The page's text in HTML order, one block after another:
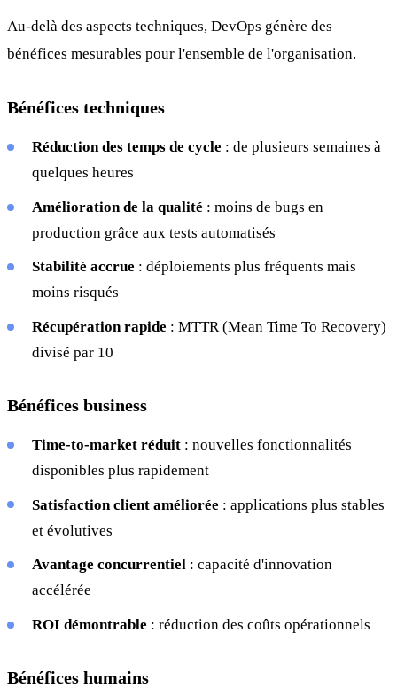
Au-delà des aspects techniques, DevOps génère des
bénéfices mesurables pour l'ensemble de l'organisation.
Bénéfices techniques
Réduction des temps de cycle : de plusieurs semaines à
quelques heures
Amélioration de la qualité : moins de bugs en
production grâce aux tests automatisés
Stabilité accrue : déploiements plus fréquents mais
moins risqués
Récupération rapide : MTTR (Mean Time To Recovery)
divisé par 10
Bénéfices business
Time-to-market réduit : nouvelles fonctionnalités
disponibles plus rapidement
Satisfaction client améliorée : applications plus stables
et évolutives
Avantage concurrentiel : capacité d'innovation
accélérée
ROI démontrable : réduction des coûts opérationnels
Bénéfices humains